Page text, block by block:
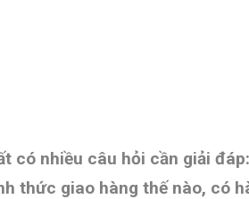
có nhiều câu hỏi cần giải
thức giao hàng thế nào, có